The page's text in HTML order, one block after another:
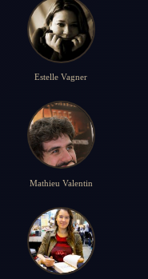
Estelle Vagner
Mathieu Valentin